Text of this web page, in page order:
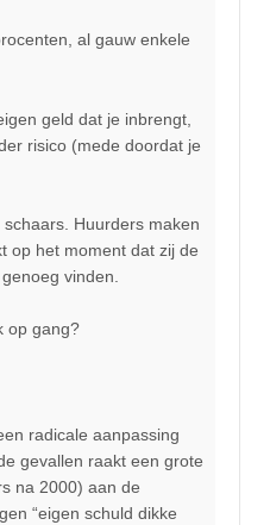
al gauw enkele
geld dat je inbrengt,
risico (mede doordat je
Huurders maken
op het moment dat zij de
vinden.
op gang?
radicale aanpassing
gevallen raakt een grote
na 2000) aan de
“eigen schuld dikke